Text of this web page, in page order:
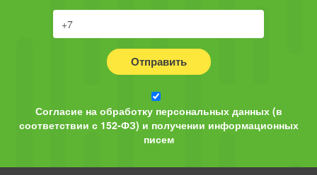
Отправить
Согласие на обработку персональных данных (в
соответствии с 152-ФЗ) и получении информационных
писем